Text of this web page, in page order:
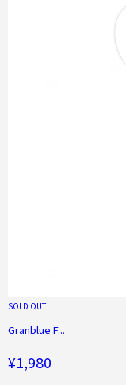
SOLD OUT
Granblue F...
¥1,980